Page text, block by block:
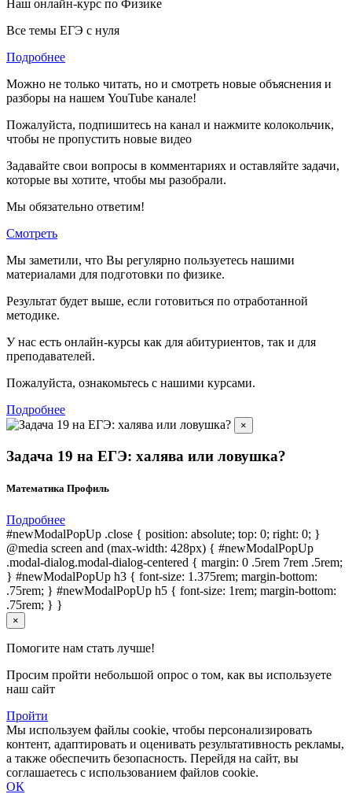
Наш онлайн-курс по Физике
Все темы ЕГЭ с нуля
Подробнее
Можно не только читать, но и смотреть новые объяснения и
разборы на нашем YouTube канале!
Пожалуйста, подпишитесь на канал и нажмите колокольчик,
чтобы не пропустить новые видео
Задавайте свои вопросы в комментариях и оставляйте задачи,
которые вы хотите, чтобы мы разобрали.
Мы обязательно ответим!
Смотреть
Мы заметили, что Вы регулярно пользуетесь нашими
материалами для подготовки по физике.
Результат будет выше, если готовиться по отработанной
методике.
У нас есть онлайн-курсы как для абитуриентов, так и для
преподавателей.
Пожалуйста, ознакомьтесь с нашими курсами.
Подробнее
×
Задача 19 на ЕГЭ: халява или ловушка?
Математика Профиль
Подробнее
#newModalPopUp .close { position: absolute; top: 0; right: 0; }
@media screen and (max-width: 428px) { #newModalPopUp
.modal-dialog.modal-dialog-centered { margin: 0 .5rem 7rem .5rem;
} #newModalPopUp h3 { font-size: 1.375rem; margin-bottom:
.75rem; } #newModalPopUp h5 { font-size: 1rem; margin-bottom:
.75rem; } }
×
Помогите нам стать лучше!
Просим пройти небольшой опрос о том, как вы используете
наш сайт
Пройти
Мы используем файлы cookie, чтобы персонализировать
контент, адаптировать и оценивать результативность рекламы,
а также обеспечить безопасность. Перейдя на сайт, вы
соглашаетесь с использованием файлов cookie.
ОК